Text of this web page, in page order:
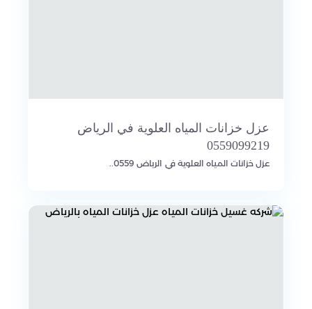
عزل خزانات المياه العلوية في الرياض
0559099219
عزل خزانات المياه العلوية في الرياض 0559..